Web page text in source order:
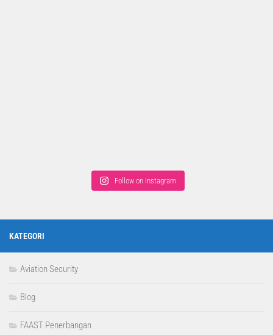
Follow on Instagram
KATEGORI
Aviation Security
Blog
FAAST Penerbangan